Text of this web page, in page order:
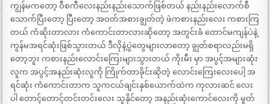
ကျွန်မကတော့ ဝီစကီလေးနည်းနည်းသောက်ဖြစ်တယ် နည်းနည်းလောက်စီ
သောက်ပြီးတော့ ပြီးတော့ အဝတ်အစားချွတ်တဲ့ ဖဲကစားနည်းလေး ကစားကြ
တယ် ကံဆိုးတာလား ကံကောင်းတာလားဆိုတော့ အတွင်းခံ တောင်မကျန်ပဲနဲ့
ကွန်မအရင်ဆုံးဖြစ်သွားတယ် ဒီလိုနဲ့ပွဲတွေများလာတော့ ချွတ်စရာလည်းမရှိ
တော့ဘူး ကစားနည်းလောင်းကြေးများသွားတယ် ကိုးမီး မှာ အပွင့်အများဆုံး
လူက အပွင့်အနည်းဆုံးလူကို ကြိုက်တာခိုင်းဆိုတဲ့ လောင်းကြေးလေးပေါ့ အ
ရင်ဆုံး ကံကောင်းတာက သူကငယ်ချင်းနှစ်ယောက်ထဲက ကုလားဆင် လေး
ပါ တောင့်တောင့်တင်းတင်းလေး သူနိုင်တော့ အနည်းဆုံးကောင်လေးကို မှုတ်